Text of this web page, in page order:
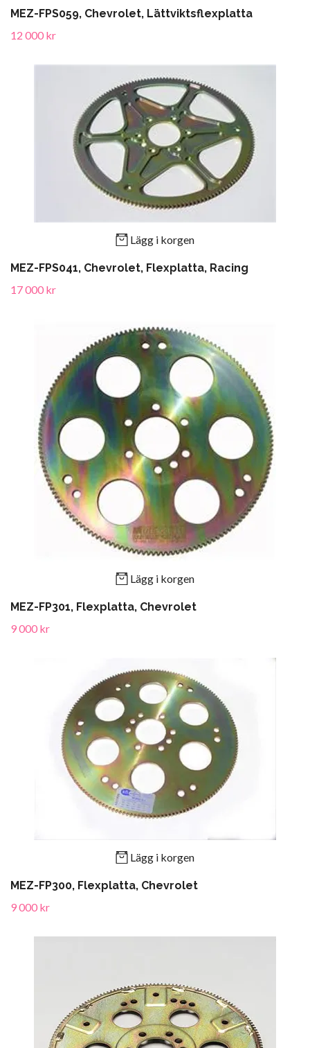
MEZ-FPS059, Chevrolet, Lättviktsflexplatta
12 000 kr
Lägg i korgen
MEZ-FPS041, Chevrolet, Flexplatta, Racing
17 000 kr
Lägg i korgen
MEZ-FP301, Flexplatta, Chevrolet
9 000 kr
Lägg i korgen
MEZ-FP300, Flexplatta, Chevrolet
9 000 kr